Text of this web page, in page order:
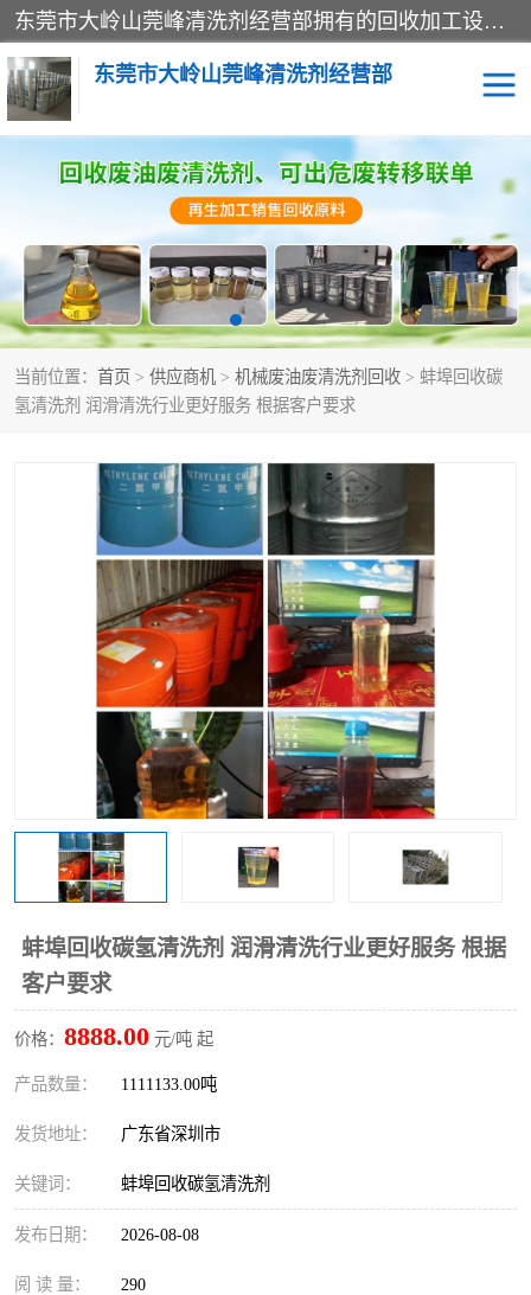
东莞市大岭山莞峰清洗剂经营部拥有的回收加工设备，大量废油回收、废清洗剂回收、废溶剂油回收、机械废油废清洗剂回收、废碳氢回收、碳氢液压油回收、碳氢二氯回收等废清洗剂处理；我们只是提供废旧化工原料的循环使用存放点，执行正规的存放，有正规的回收资质处理。同时我们公司批发零售回收级清洗剂，脱模油再生基础油，质量保证。
东莞市大岭山莞峰清洗剂经营部
当前位置： 首页 > 供应商机 > 机械废油废清洗剂回收 > 蚌埠回收碳
氢清洗剂 润滑清洗行业更好服务 根据客户要求
蚌埠回收碳氢清洗剂 润滑清洗行业更好服务 根据
客户要求
价格： 8888.00 元/吨 起
产品数量： 1111133.00吨
发货地址： 广东省深圳市
关键词： 蚌埠回收碳氢清洗剂
发布日期： 2026-08-08
阅 读 量： 290
废清洗剂回收
废溶剂油回收 机械废油废清洗剂回收
废碳氢回收 碳氢液压油回收
碳氢二氯回收 回收废三四氯乙烯
回收废白电油 回收废四氯乙烯
回收废清洗剂 上门回收废清洗剂